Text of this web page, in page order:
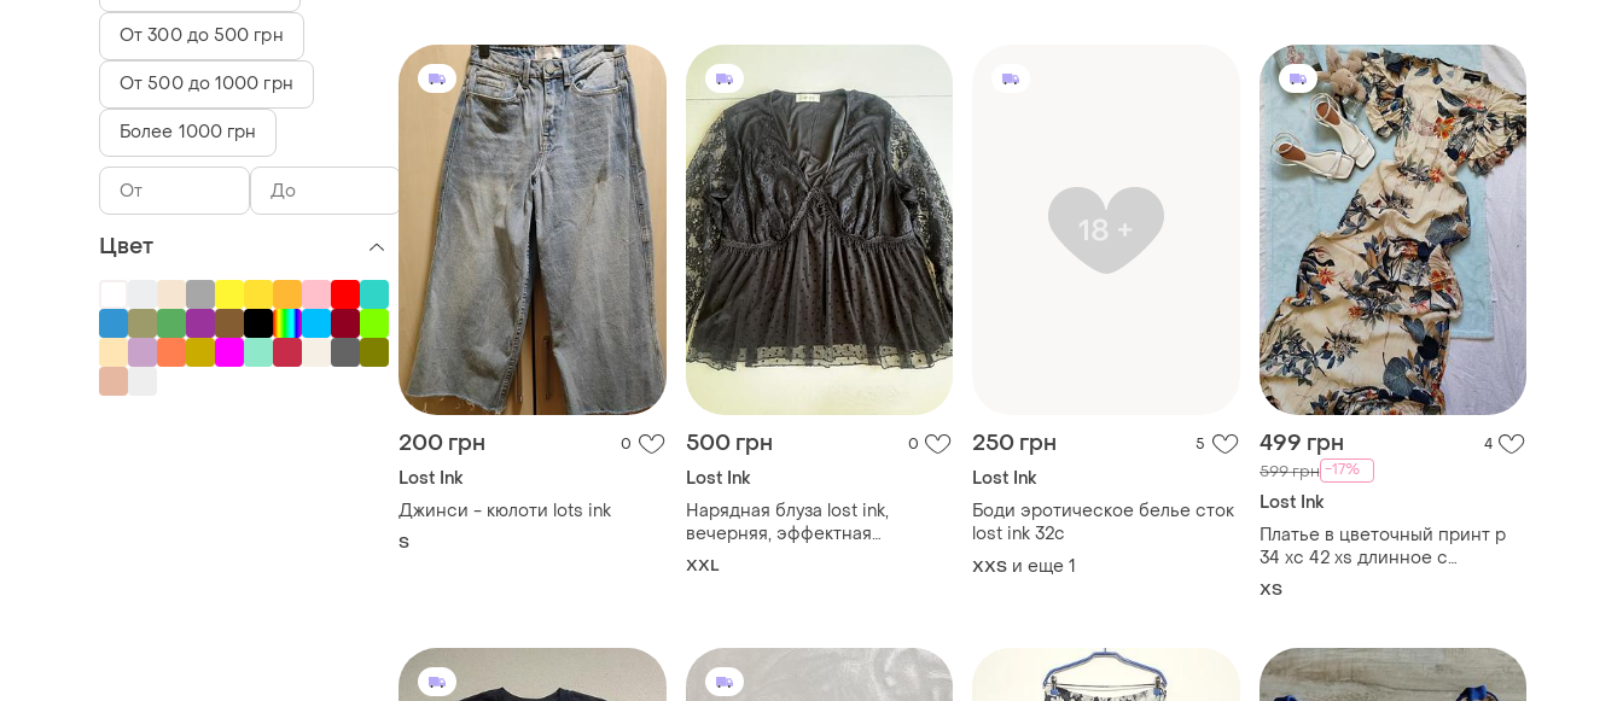
200 грн 0
Lost Ink
Джинси - кюлоти lots ink
S
500 грн 0
Lost Ink
Нарядная блуза lost ink,
вечерняя, эффектная
классика, чёрная, из дорогого
XXL
250 грн 5
Lost Ink
Боди эротическое белье сток
lost ink 32c
XХS и еще 1
499 грн 4
599 грн -17%
Lost Ink
Платье в цветочный принт р
34 хс 42 xs длинное с
коротким рукавом
ХS
От 300 до 500 грн
От 500 до 1000 грн
Более 1000 грн
Цвет